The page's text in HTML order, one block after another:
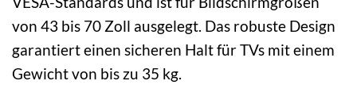
von 43 bis 70 Zoll ausgelegt. Das robuste Design
garantiert einen sicheren Halt für TVs mit einem
Gewicht von bis zu 35 kg.